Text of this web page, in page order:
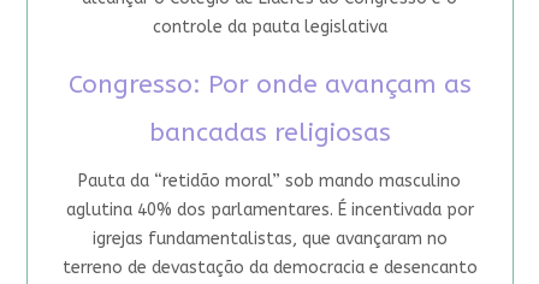
controle da pauta legislativa
Congresso: Por onde avançam as
bancadas religiosas
Pauta da “retidão moral” sob mando masculino
aglutina 40% dos parlamentares. É incentivada por
igrejas fundamentalistas, que avançaram no
terreno de devastação da democracia e desencanto